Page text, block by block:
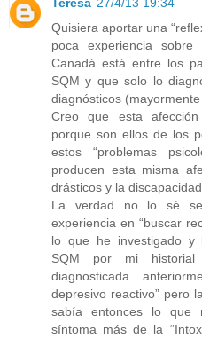
Quisiera aportar una
poca experiencia
Canadá está entre los
SQM y que solo lo
diagnósticos (mayormente
Creo que esta afección
porque son ellos de los
estos “problemas
producen esta misma
drásticos y la
La verdad no lo sé
experiencia en “buscar
lo que he investigado y
SQM por mi historial
diagnosticada
depresivo reactivo” pero
sabía entonces lo que
síntoma más de la